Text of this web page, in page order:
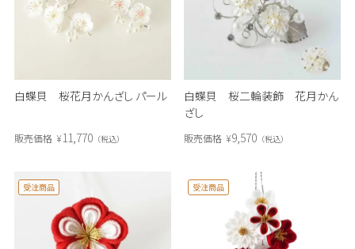
白蝶貝 桜花月かんざし パール
販売価格 ¥11,770 税込
白蝶貝 桜二輪装飾 花月かん
ざし
販売価格 ¥9,570 税込
受注商品 受注商品